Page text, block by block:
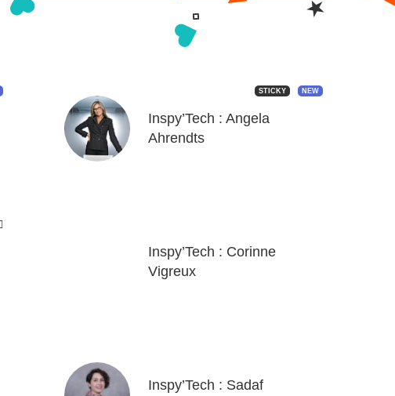
STICKY NEW
Inspy’Tech : Angela
Ahrendts
Inspy’Tech : Corinne
Vigreux
Inspy’Tech : Sadaf